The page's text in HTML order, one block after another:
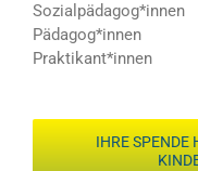
Sozialpädagog*innen
Pädagog*innen
Praktikant*innen
IHRE SPENDE